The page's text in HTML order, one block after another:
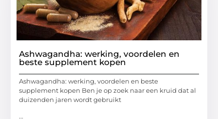
Ashwagandha: werking, voordelen en
beste supplement kopen
Ashwagandha: werking, voordelen en beste
supplement kopen Ben je op zoek naar een kruid dat al
duizenden jaren wordt gebruikt
...